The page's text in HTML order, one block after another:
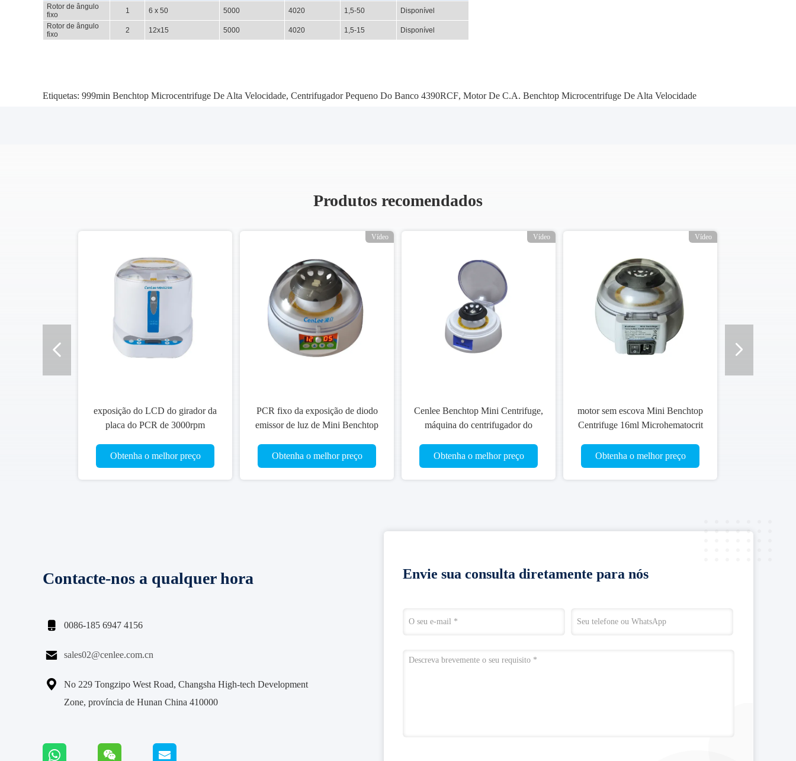
Rotor de ângulo
fixo
1 6 x 50 5000 4020 1,5-50
Disponível
Rotor de ângulo
fixo
2 12x15 5000 4020 1,5-15 Disponível
Etiquetas: 999min Benchtop Microcentrifuge De Alta Velocidade, Centrifugador Pequeno Do Banco 4390RCF, Motor De C.A. Benchtop Microcentrifuge De Alta Velocidade
Produtos recomendados
exposição do LCD do girador da
placa do PCR de 3000rpm
mini
Obtenha o melhor preço
Vídeo
PCR fixo da exposição de diodo
emissor de luz de Mini Benchtop
0.2ml
Obtenha o melhor preço
Vídeo
Cenlee Benchtop Mini Centrifuge,
máquina do centrifugador do
189mm
Obtenha o melhor preço
Vídeo
motor sem escova Mini Benchtop
Centrifuge 16ml Microhematocrit
Obtenha o melhor preço
Contacte-nos a qualquer hora
 0086-185 6947 4156
 sales02@cenlee.com.cn

No 229 Tongzipo West Road, Changsha High-tech Development
Zone, província de Hunan China 410000
Envie sua consulta diretamente para nós